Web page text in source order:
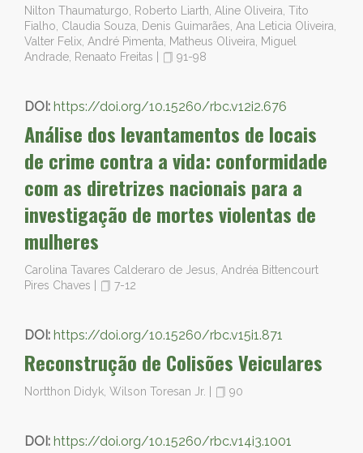
Nilton Thaumaturgo, Roberto Liarth, Aline Oliveira, Tito
Fialho, Claudia Souza, Denis Guimarães, Ana Leticia Oliveira,
Valter Felix, André Pimenta, Matheus Oliveira, Miguel
Andrade, Renaato Freitas
91-98
DOI: https://doi.org/10.15260/rbc.v12i2.676
Análise dos levantamentos de locais
de crime contra a vida: conformidade
com as diretrizes nacionais para a
investigação de mortes violentas de
mulheres
Carolina Tavares Calderaro de Jesus, Andréa Bittencourt
Pires Chaves
7-12
DOI: https://doi.org/10.15260/rbc.v15i1.871
Reconstrução de Colisões Veiculares
Nortthon Didyk, Wilson Toresan Jr. 90
DOI: https://doi.org/10.15260/rbc.v14i3.1001